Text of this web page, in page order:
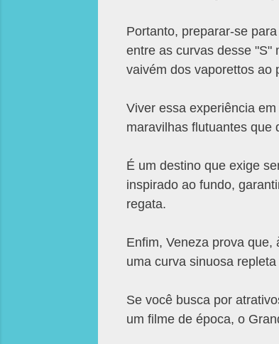
Portanto, preparar-se
entre as curvas desse "S"
vaivém dos vaporettos ao
Viver essa experiência
maravilhas flutuantes que
É um destino que exige
inspirado ao fundo,
regata.
Enfim, Veneza prova
uma curva sinuosa
Se você busca por
um filme de época, o